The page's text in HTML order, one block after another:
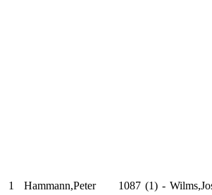
1 Hammann,Peter 1087 (1) -